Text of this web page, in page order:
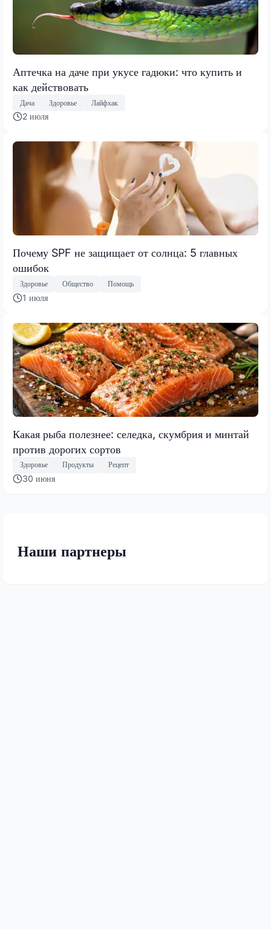
Аптечка на даче при укусе гадюки: что купить и
как действовать
Дача Здоровье Лайфхак
2 июля
Почему SPF не защищает от солнца: 5 главных
ошибок
Здоровье Общество Помощь
1 июля
Какая рыба полезнее: селедка, скумбрия и минтай
против дорогих сортов
Здоровье Продукты Рецепт
30 июня
Наши партнеры